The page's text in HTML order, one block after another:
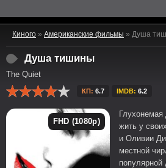
Киного » Американские фильмы » Душа
Душа тишины
The Quiet
КП: 6.7 IMDB: 6.2
FHD (1080p)
жить у
и Оливии
местной